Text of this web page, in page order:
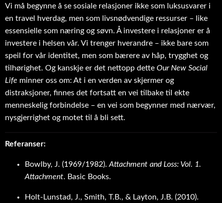
Vi må begynne å se sosiale relasjoner ikke som luksusvarer i
en travel hverdag, men som livsnødvendige ressurser – like
essensielle som næring og søvn. Å investere i relasjoner er å
investere i helsen vår. Vi trenger hverandre – ikke bare som
speil for vår identitet, men som bærere av håp, trygghet og
tilhørighet. Og kanskje er det nettopp dette Our New Social
Life minner oss om: At i en verden av skjermer og
distraksjoner, finnes det fortsatt en vei tilbake til ekte
menneskelig forbindelse – en vei som begynner med nærvær,
nysgjerrighet og motet til å bli sett.
Referanser:
Bowlby, J. (1969/1982).Attachment and Loss: Vol. 1.
Attachment. Basic Books.
Holt-Lunstad, J., Smith, T.B., & Layton, J.B. (2010).